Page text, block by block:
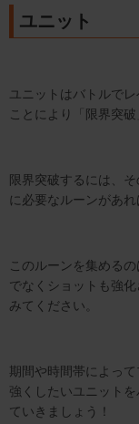
ユニット
ユニットはバトルで
ことにより「限界突
限界突破するには、
に必要なルーンがあれ
このルーンを集める
でなくショットも強
みてください。
期間や時間帯によっ
強くしたいユニット
ていきましょう！